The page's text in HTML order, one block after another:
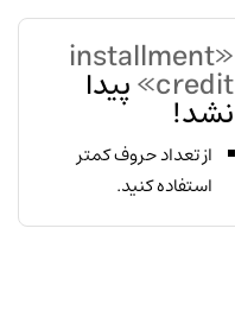
«installment
credit» پیدا
نشد!
از تعداد حروف کمتر
استفاده کنید.